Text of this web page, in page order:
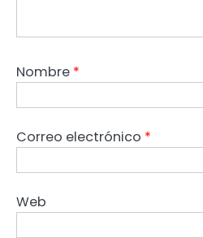
Nombre *
Correo electrónico *
Web